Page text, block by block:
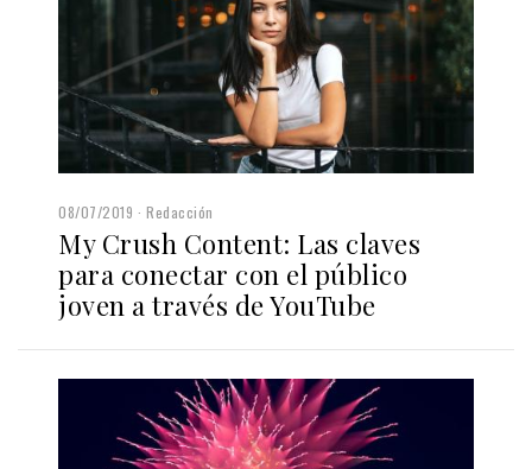
08/07/2019 Redacción
My Crush Content: Las claves
para conectar con el público
joven a través de YouTube